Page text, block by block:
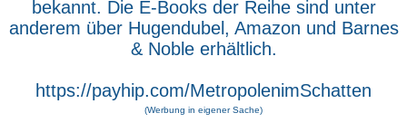
bekannt. Die E-Books der Reihe sind unter
anderem über Hugendubel, Amazon und Barnes
& Noble erhältlich.
https://payhip.com/MetropolenimSchatten
(Werbung in eigener Sache)